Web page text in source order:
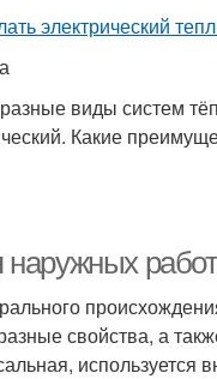
виды систем
Какие
свойства, а